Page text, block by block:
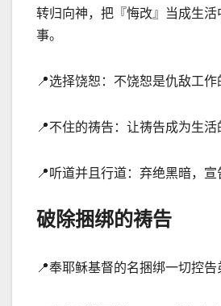
转归向神，把『悔改』当成生活
事。
📍选择饶恕：不饶恕是仇敌工作
📍不住的祷告：让祷告成为生活
📍听道并且行道：弃绝黑暗，宣
破除捆绑的祷告
📍奉耶稣基督的名捆绑一切控告